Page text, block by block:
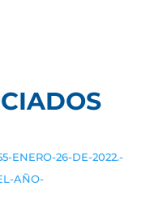
ENERO-26-DE-2022.-
AÑO-